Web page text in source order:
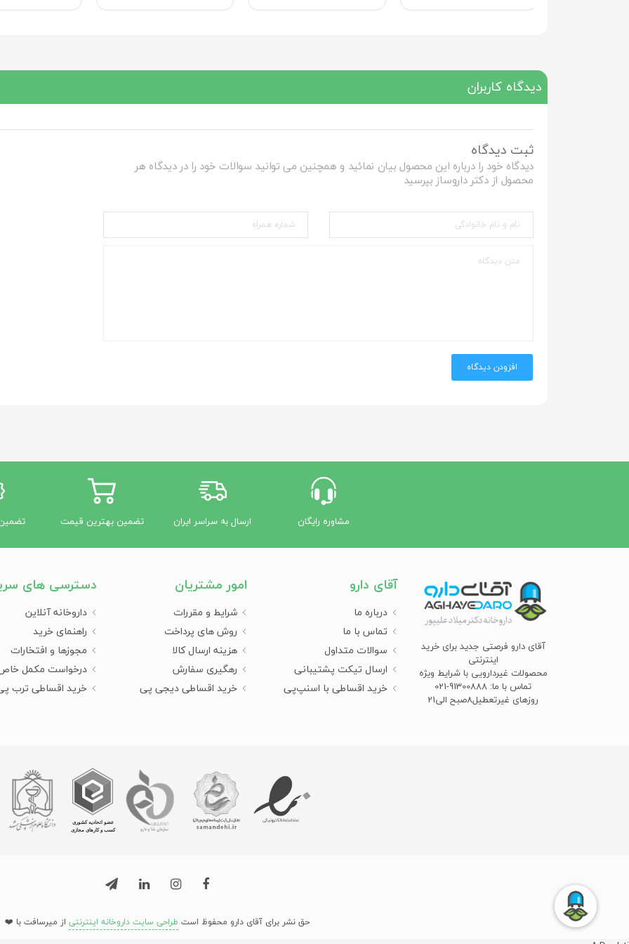
دیدگاه کاربران
ثبت دیدگاه
دیدگاه خود را درباره این محصول بیان نمائید و همچنین می توانید سوالات خود را در دیدگاه هر
محصول از دکتر داروساز بپرسید
افزودن دیدگاه
مشاوره رایگان ارسال به سراسر ایران تضمین بهترین قیمت
آقای دارو فرصتی جدید برای خرید
اینترنتی
محصولات غیردارویی با شرایط ویژه
تماس با ما: 91300888-021
روزهای غیرتعطیل8صبح الی21
آقای دارو
درباره ما
تماس با ما
سوالات متداول
ارسال تیکت پشتیبانی
خرید اقساطی با اسنپ‌پی
امور مشتریان
شرایط و مقررات
روش های پرداخت
هزینه ارسال کالا
رهگیری سفارش
خرید اقساطی دیجی پی
دسترسی های
داروخانه آنلاین
راهنمای خرید
مجوزها و افتخارات
درخواست مکمل
خرید اقساطی ترب
حق نشر برای آقای دارو محفوظ است طراحی سایت داروخانه اینترنتی از میرسافت با ❤️